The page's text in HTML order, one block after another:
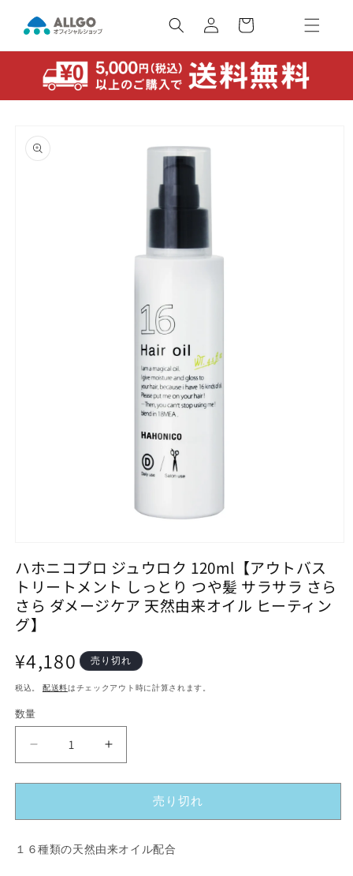
ンツに
進む
ロ
イ
ン
ー
報にス
キップ
ー
ダ
ル
で
メ
デ
ア
を
く
ハホニコプロ ジュウロク 120ml【アウトバス
トリートメント しっとり つや髪 サラサラ さら
さら ダメージケア 天然由来オイル ヒーティン
グ】
通
常
価
格
¥4,180 売り切れ
税込。 配送料はチェックアウト時に計算されます。
数量
ロ
ハ
ロ
売り切れ
１６種類の天然由来オイル配合